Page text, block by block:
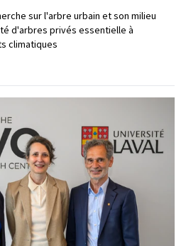
sur l'arbre urbain et son milieu
d'arbres privés essentielle à
climatiques